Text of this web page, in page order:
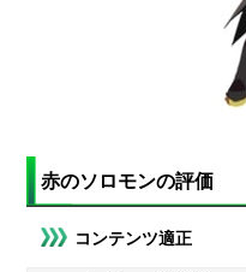
赤のソロモンの評価
コンテンツ適正